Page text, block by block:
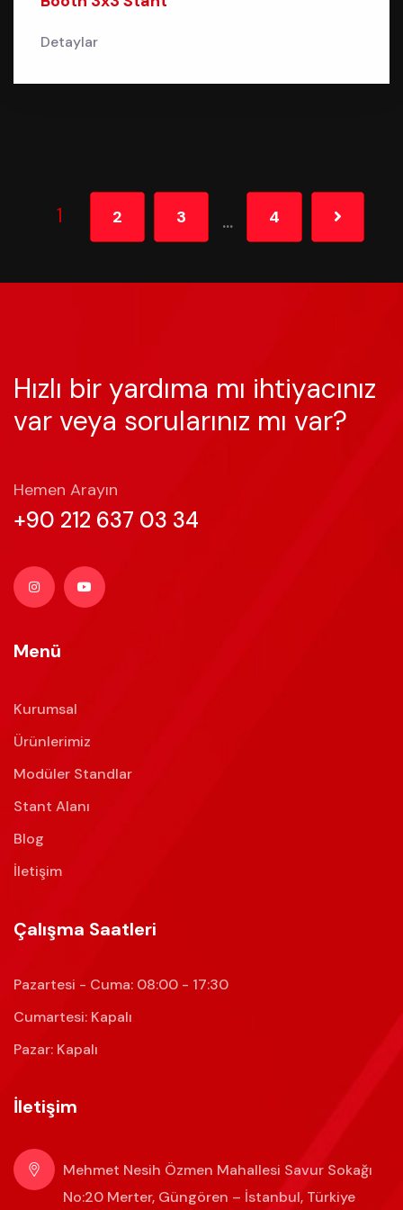
Detaylar
1 2 3 ... 4
Hızlı bir yardıma mı ihtiyacınız
var veya sorularınız mı var?
Hemen Arayın
+90 212 637 03 34
Menü
Kurumsal
Ürünlerimiz
Modüler Standlar
Stant Alanı
Blog
İletişim
Çalışma Saatleri
Pazartesi - Cuma: 08:00 - 17:30
Cumartesi: Kapalı
Pazar: Kapalı
İletişim
Mehmet Nesih Özmen Mahallesi Savur Sokağı
No:20 Merter, Güngören – İstanbul, Türkiye